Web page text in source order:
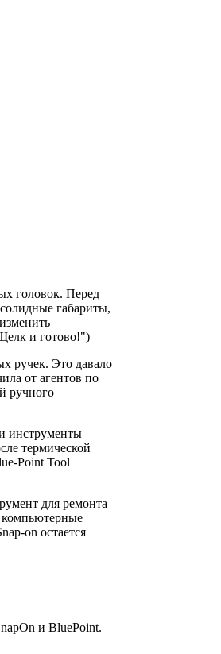
головок. Перед
габариты,
и готово!")
ручек. Это давало
от агентов по
ручного
инструменты
термической
Point Tool
для ремонта
компьютерные
on остается
и BluePoint.